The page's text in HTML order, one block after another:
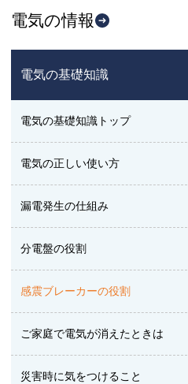
電気の情報
電気の基礎知識
電気の基礎知識トップ
電気の正しい使い方
漏電発生の仕組み
分電盤の役割
感震ブレーカーの役割
ご家庭で電気が消えたときは
災害時に気をつけること